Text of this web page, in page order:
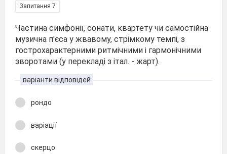
Запитання 7
Частина симфонії, сонати, квартету чи самостійна
музична п'єса у жвавому, стрімкому темпі, з
гострохарактерними ритмічними і гармонічними
зворотами (у перекладі з італ. - жарт).
варіанти відповідей
рондо
варіації
скерцо